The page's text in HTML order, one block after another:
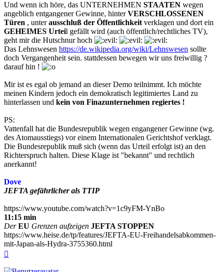
Und wenn ich höre, das UNTERNEHMEN STAATEN wegen
angeblich entgangener Gewinne, hinterVERSCHLOSSENEN
Türen , unterausschluß der Öffentlichkeit verklagen und dort ein
GEHEIMES Urteil gefällt wird (auch öffentlich/rechtliches TV),
geht mir die Hutschnur hoch
Das Lehnswesen https://de.wikipedia.org/wiki/Lehnswesen sollte
doch Vergangenheit sein. stattdessen bewegen wir uns freiwillig ?
darauf hin !
Mir ist es egal ob jemand an dieser Demo teilnimmt. Ich möchte
meinen Kindern jedoch ein demokratisch legitimiertes Land zu
hinterlassen und kein von Finazunternehmen regiertes !
PS:
Vattenfall hat die Bundesrepublik wegen engangener Gewinne (wg.
des Atomausstiegs) vor einem Internationalen Gerichtshof verklagt.
Die Bundesrepublik muß sich (wenn das Urteil erfolgt ist) an den
Richterspruch halten. Diese Klage ist "bekannt" und rechtlich
anerkannt!
Dove
JEFTA gefährlicher als TTIP
https://www.youtube.com/watch?v=1c9yFM-YnBo
11:15 min
Der EU Grenzen aufzeigen JEFTA STOPPEN
https://www.heise.de/tp/features/JEFTA-EU-Freihandelsabkommen-
mit-Japan-als-Hydra-3755360.html